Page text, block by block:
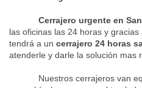
Cerrajero urgente en
las oficinas las 24 horas y
tendrá a un cerrajero 24 horas
atenderle y darle la solución mas
Nuestros cerrajeros van